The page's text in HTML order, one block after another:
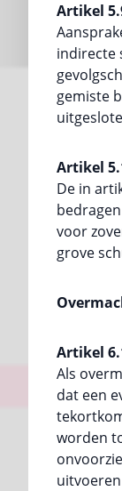
Artikel
indirecte
gemiste
Artikel
De in
voor
grove
Artikel
Als
dat een
worden